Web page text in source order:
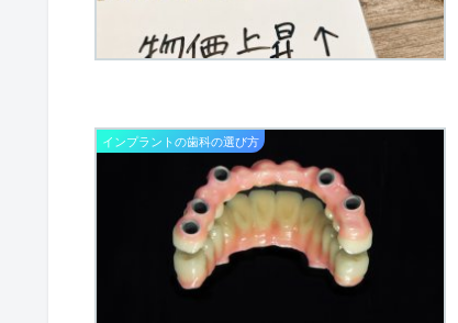
インプラントの歯科の選び方